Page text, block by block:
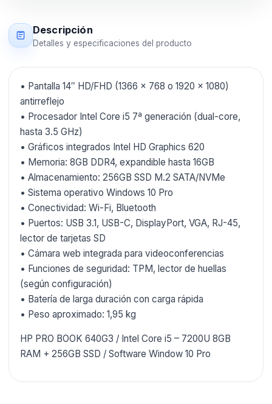
Descripción
Detalles y especificaciones del producto
• Pantalla 14″ HD/FHD (1366 × 768 o 1920 × 1080)
antirreflejo
• Procesador Intel Core i5 7ª generación (dual-core,
hasta 3.5 GHz)
• Gráficos integrados Intel HD Graphics 620
• Memoria: 8GB DDR4, expandible hasta 16GB
• Almacenamiento: 256GB SSD M.2 SATA/NVMe
• Sistema operativo Windows 10 Pro
• Conectividad: Wi-Fi, Bluetooth
• Puertos: USB 3.1, USB-C, DisplayPort, VGA, RJ-45,
lector de tarjetas SD
• Cámara web integrada para videoconferencias
• Funciones de seguridad: TPM, lector de huellas
(según configuración)
• Batería de larga duración con carga rápida
• Peso aproximado: 1,95 kg
HP PRO BOOK 640G3 / Intel Core i5 – 7200U 8GB
RAM + 256GB SSD / Software Window 10 Pro